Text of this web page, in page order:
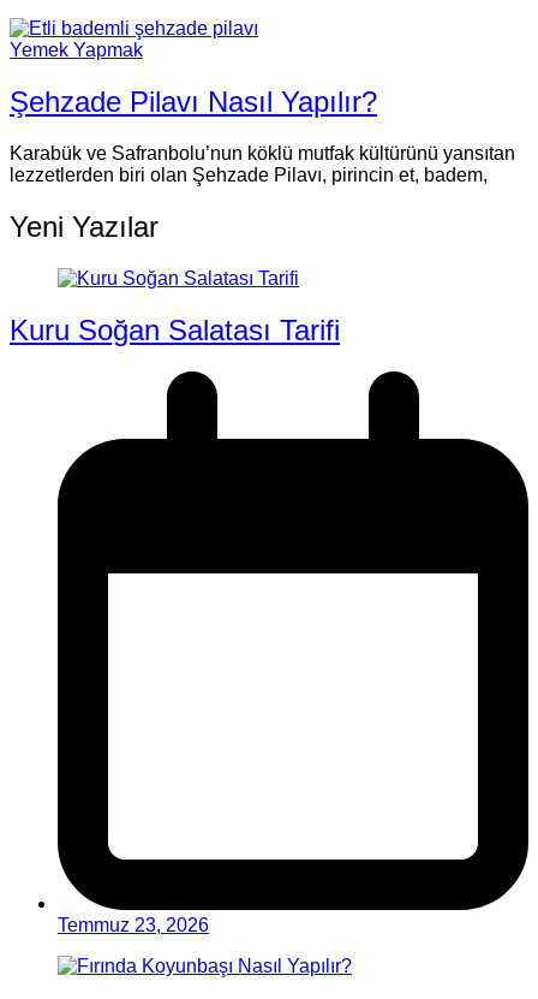
Yemek Yapmak
Şehzade Pilavı Nasıl Yapılır?
Karabük ve Safranbolu’nun köklü mutfak kültürünü yansıtan
lezzetlerden biri olan Şehzade Pilavı, pirincin et, badem,
Yeni Yazılar
Kuru Soğan Salatası Tarifi
Temmuz 23, 2026